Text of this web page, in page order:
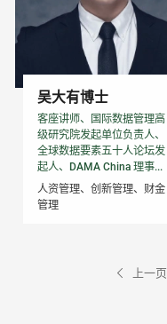
吴大有博士
客座讲师、国际数据管理高
级研究院发起单位负责人、
全球数据要素五十人论坛发
起人、DAMA China 理事...
人资管理、创新管理、财金
管理
上一页